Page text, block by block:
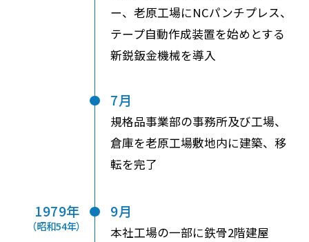
ー、老原工場にNCパンチプレス、
テープ自動作成装置を始めとする
新鋭鈑金機械を導入
7月
規格品事業部の事務所及び工場、
倉庫を老原工場敷地内に建築、移
転を完了
1979年
（昭和54年）
9月
本社工場の一部に鉄骨2階建屋